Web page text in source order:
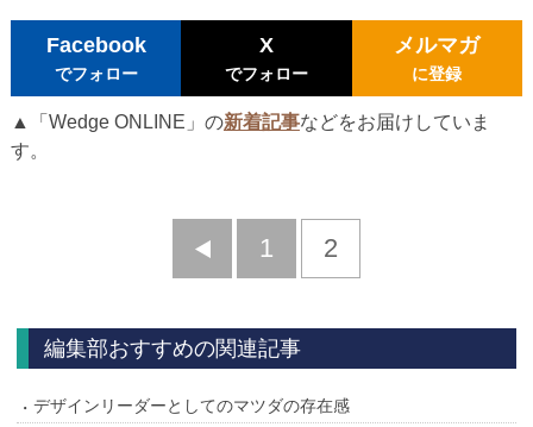
Facebook
でフォロー
X
でフォロー
メルマガ
に登録
▲「Wedge ONLINE」の新着記事などをお届けしていま
す。
前
1 2
編集部おすすめの関連記事
デザインリーダーとしてのマツダの存在感